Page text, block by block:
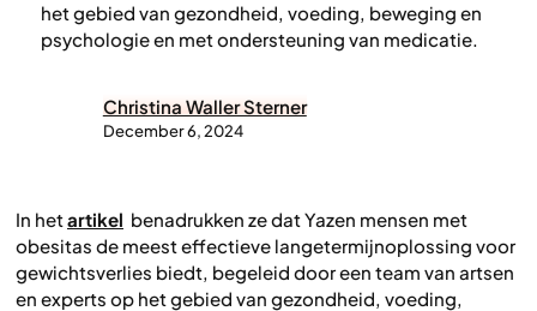
het gebied van gezondheid, voeding, beweging en
psychologie en met ondersteuning van medicatie.
Christina Waller Sterner
December 6, 2024
In hetartikel benadrukken ze dat Yazen mensen met
obesitas de meest effectieve langetermijnoplossing voor
gewichtsverlies biedt, begeleid door een team van artsen
en experts op het gebied van gezondheid, voeding,